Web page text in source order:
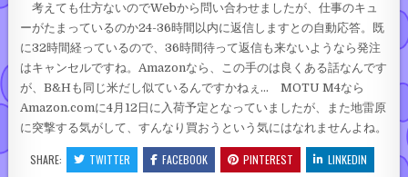
考えても仕方ないのでWebから問い合わせましたが、仕事のキュ
ーがたまっているのか24-36時間以内に返信しますとの自動応答。既
に32時間経っているので、36時間待って返信も来ないようなら発注
はキャンセルですね。Amazonなら、この手のは良くある話なんです
が、B&Hも同じ米だし似ているんですかねぇ… MOTU M4なら
Amazon.comに4月12日に入荷予定となっていましたが、また地雷原
に突撃する気がして、すんなり買おうという気にはなれませんよね。
SHARE: TWITTER FACEBOOK PINTEREST LINKEDIN